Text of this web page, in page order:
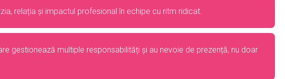
relația și impactul profesional în echipe cu ritm ridicat.
gestionează multiple responsabilități și au nevoie de prezență, nu doar